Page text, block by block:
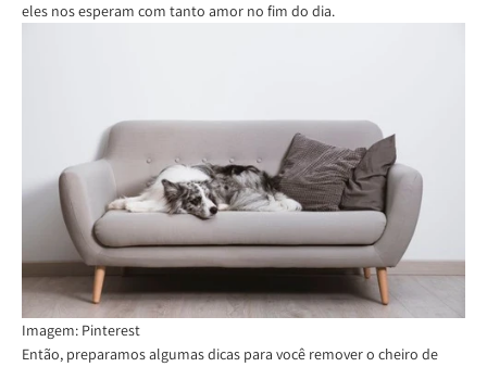
eles nos esperam com tanto amor no fim do dia.
Imagem: Pinterest
Então, preparamos algumas dicas para você remover o cheiro de